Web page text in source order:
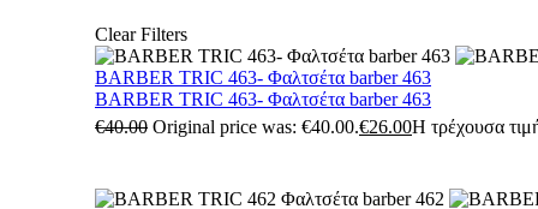
Clear Filters
BARBER TRIC 463- Φαλτσέτα barber 463
BARBER TRIC 463- Φαλτσέτα barber 463
€40.00 Original price was: €40.00.€26.00Η τρέχουσα